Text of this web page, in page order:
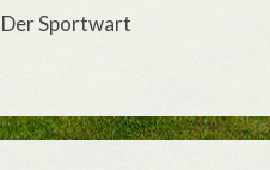
Der Sportwart